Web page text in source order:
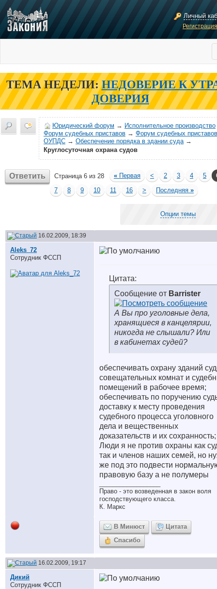
Личный
ТЕМА НЕДЕЛИ: НЕДОВЕРИЕ К
ДОВЕРИЯ
Юридический форум → Исполнительное производство
Форум судебных приставов → Форум судебных
ОУПДС → Обеспечение порядка в здании суда→
Круглосуточная охрана судов
Ответить Страница 6 из 28 « Первая < 2 3 4 5
7
8 9 10 11 16 > Последняя »
Опции темы
16.02.2009, 18:39
Aleks_72
Сотрудник ФССП
Цитата:
Сообщение от Barrister
А Вы про уголовные дела,
хранящиеся в канцелярии,
никогда не слышали? Или
в кабинетах судей?
обеспечивать охрану зданий
совещательных комнат и
помещений в рабочее время;
обеспечивать по поручению
доставку к месту проведения
судебного процесса уголовного
дела и вещественных
доказательств и их сохранность;
Люди я не против охраны как
так и членов наших семей, но
же под это подвести
правовую базу а не полумеры
Право - это возведенная в закон воля
господствующего класса.
К. Маркс
В Минюст
Цитата
Спасибо
16.02.2009, 19:17
Дикий
Сотрудник ФССП